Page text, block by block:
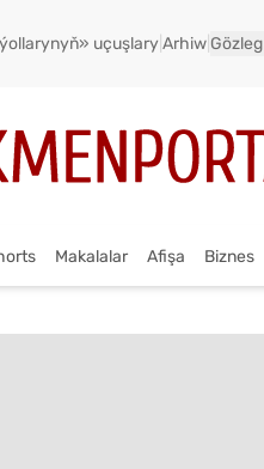
uçuşlaryArhiw Gözleg
Makalalar Afişa Biznes